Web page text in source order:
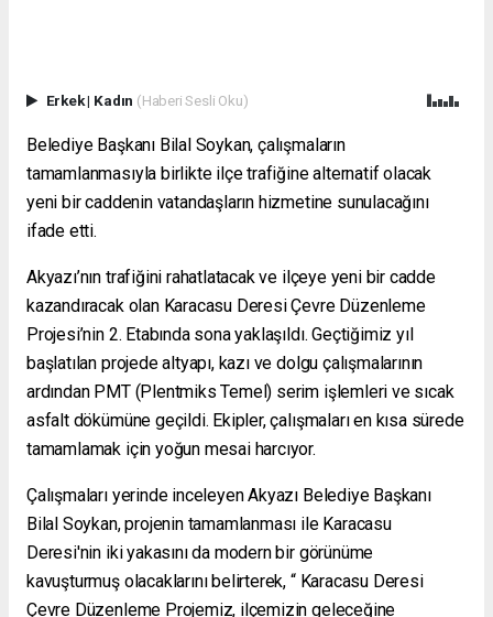
Erkek| Kadın (Haberi Sesli Oku)
Belediye Başkanı Bilal Soykan, çalışmaların
tamamlanmasıyla birlikte ilçe trafiğine alternatif olacak
yeni bir caddenin vatandaşların hizmetine sunulacağını
ifade etti.
Akyazı’nın trafiğini rahatlatacak ve ilçeye yeni bir cadde
kazandıracak olan Karacasu Deresi Çevre Düzenleme
Projesi’nin 2. Etabında sona yaklaşıldı. Geçtiğimiz yıl
başlatılan projede altyapı, kazı ve dolgu çalışmalarının
ardından PMT (Plentmiks Temel) serim işlemleri ve sıcak
asfalt dökümüne geçildi. Ekipler, çalışmaları en kısa sürede
tamamlamak için yoğun mesai harcıyor.
Çalışmaları yerinde inceleyen Akyazı Belediye Başkanı
Bilal Soykan, projenin tamamlanması ile Karacasu
Deresi'nin iki yakasını da modern bir görünüme
kavuşturmuş olacaklarını belirterek, “ Karacasu Deresi
Çevre Düzenleme Projemiz, ilçemizin geleceğine